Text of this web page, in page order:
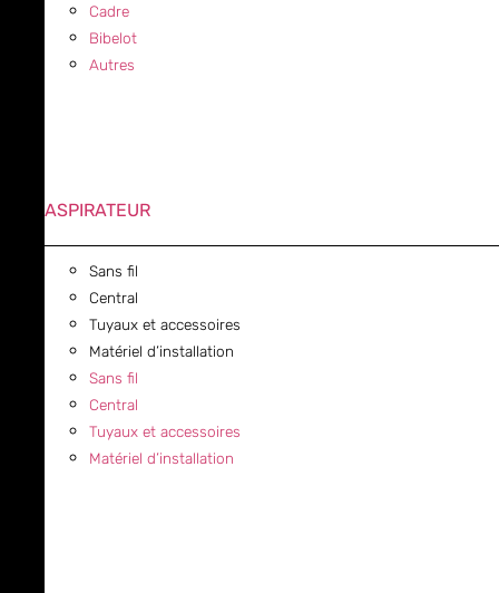
Cadre
Bibelot
Autres
ASPIRATEUR
Sans fil
Central
Tuyaux et accessoires
Matériel d’installation
Sans fil
Central
Tuyaux et accessoires
Matériel d’installation